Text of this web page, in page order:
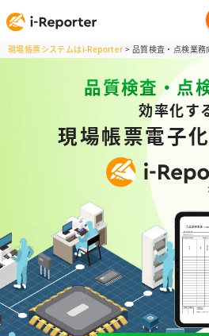
現場帳票システムはi-Reporter > 品質検査・点検業
品質検査・点
効率化す
現場帳票電子